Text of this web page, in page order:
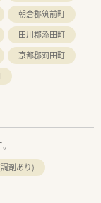
朝倉郡筑前町
田川郡添田町
京都郡苅田町
剤あり)